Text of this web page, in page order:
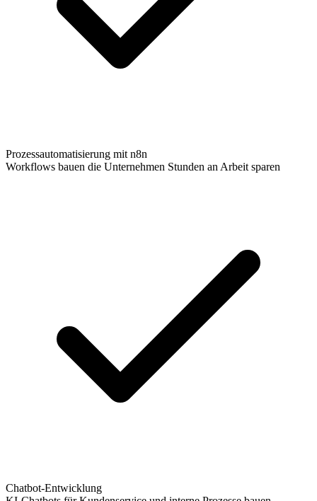
Prozessautomatisierung mit n8n
Workflows bauen die Unternehmen Stunden an Arbeit sparen
Chatbot-Entwicklung